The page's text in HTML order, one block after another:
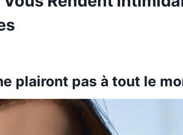
plairont pas à tout le